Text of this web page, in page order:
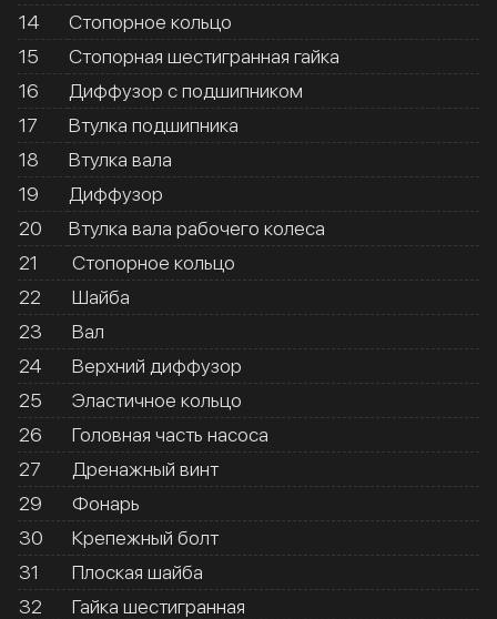
14
Стопорное кольцо
15
Стопорная шестигранная гайка
16
Диффузор с подшипником
17
Втулка подшипника
18
Втулка вала
19
Диффузор
20
Втулка вала рабочего колеса
21
Стопорное кольцо
22
Шайба
23
Вал
24
Верхний диффузор
25
Эластичное кольцо
26
Головная часть насоса
27
Дренажный винт
29
Фонарь
30
Крепежный болт
31
Плоская шайба
32
Гайка шестигранная